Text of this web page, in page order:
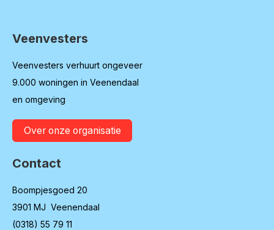
Contactinformatie
Veenvesters
Veenvesters verhuurt ongeveer
9.000 woningen in Veenendaal
en omgeving
Over onze organisatie
Contact
Boompjesgoed 20
3901 MJ Veenendaal
(0318) 55 79 11